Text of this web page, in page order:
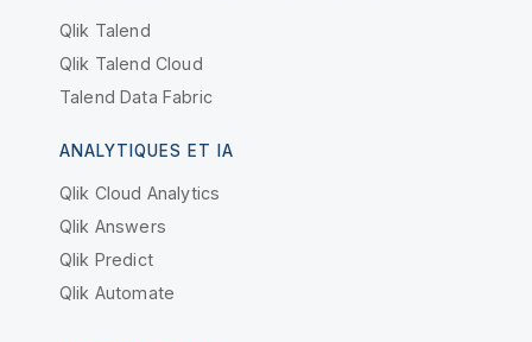
Qlik Talend
Qlik Talend Cloud
Talend Data Fabric
ANALYTIQUES ET IA
Qlik Cloud Analytics
Qlik Answers
Qlik Predict
Qlik Automate